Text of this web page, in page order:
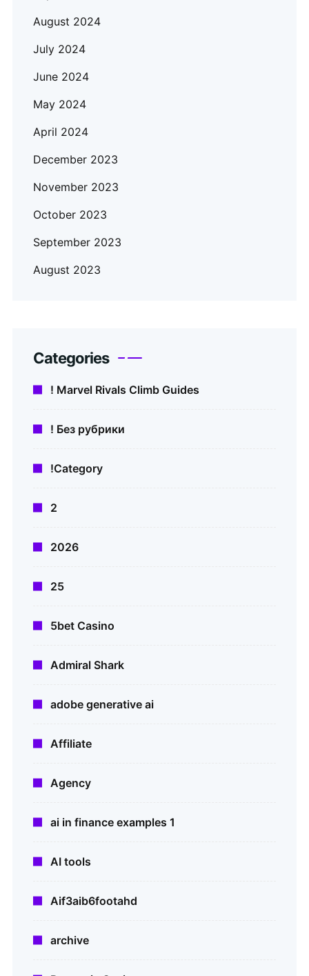
August 2024
July 2024
June 2024
May 2024
April 2024
December 2023
November 2023
October 2023
September 2023
August 2023
Categories
! Marvel Rivals Climb Guides
! Без рубрики
!Category
2
2026
25
5bet Casino
Admiral Shark
adobe generative ai
Affiliate
Agency
ai in finance examples 1
AI tools
Aif3aib6footahd
archive